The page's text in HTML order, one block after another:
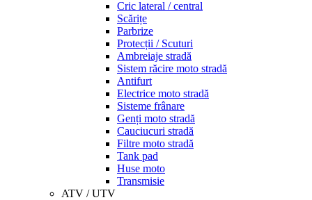
Cric lateral / central
Scărițe
Parbrize
Protecții / Scuturi
Ambreiaje stradă
Sistem răcire moto stradă
Antifurt
Electrice moto stradă
Sisteme frânare
Genți moto stradă
Cauciucuri stradă
Filtre moto stradă
Tank pad
Huse moto
Transmisie
ATV / UTV